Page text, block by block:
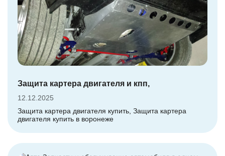
Защита картера двигателя и кпп,
12.12.2025
Защита картера двигателя купить, Защита картера
двигателя купить в воронеже